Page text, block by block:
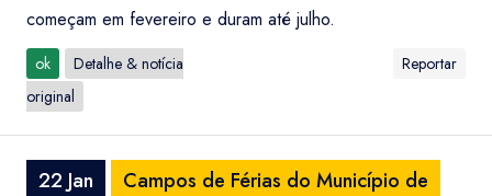
começam em fevereiro e duram até julho.
ok
Detalhe & notícia
original
Reportar
22 Jan
Campos de Férias do Município de